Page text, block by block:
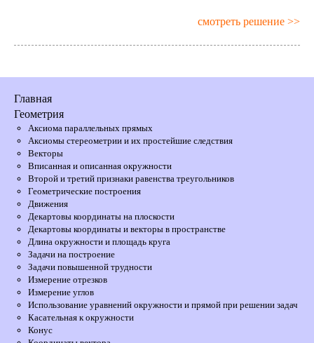
смотреть решение >>
Главная
Геометрия
Аксиома параллельных прямых
Аксиомы стереометрии и их простейшие следствия
Векторы
Вписанная и описанная окружности
Второй и третий признаки равенства треугольников
Геометрические построения
Движения
Декартовы координаты на плоскости
Декартовы координаты и векторы в пространстве
Длина окружности и площадь круга
Задачи на построение
Задачи повышенной трудности
Измерение отрезков
Измерение углов
Использование уравнений окружности и прямой при решении задач
Касательная к окружности
Конус